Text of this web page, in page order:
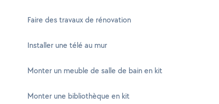
Faire des travaux de rénovation
Installer une télé au mur
Monter un meuble de salle de bain en kit
Monter une bibliothèque en kit